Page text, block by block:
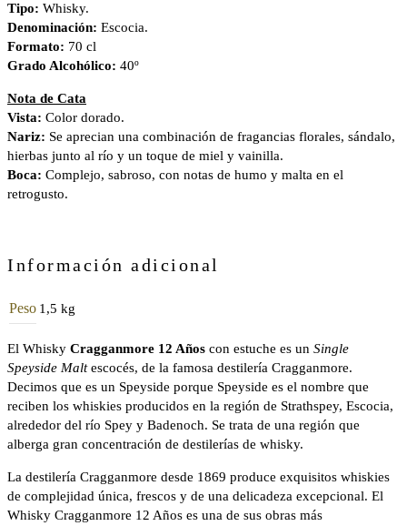
Tipo: Whisky.
Denominación: Escocia.
Formato: 70 cl
Grado Alcohólico: 40º
Nota de Cata
Vista: Color dorado.
Nariz: Se aprecian una combinación de fragancias florales, sándalo,
hierbas junto al río y un toque de miel y vainilla.
Boca: Complejo, sabroso, con notas de humo y malta en el
retrogusto.
Información adicional
Peso 1,5 kg
El Whisky Cragganmore 12 Años con estuche es un Single
Speyside Maltescocés, de la famosa destilería Cragganmore.
Decimos que es un Speyside porque Speyside es el nombre que
reciben los whiskies producidos en la región de Strathspey, Escocia,
alrededor del río Spey y Badenoch. Se trata de una región que
alberga gran concentración de destilerías de whisky.
La destilería Cragganmore desde 1869 produce exquisitos whiskies
de complejidad única, frescos y de una delicadeza excepcional. El
Whisky Cragganmore 12 Años es una de sus obras más